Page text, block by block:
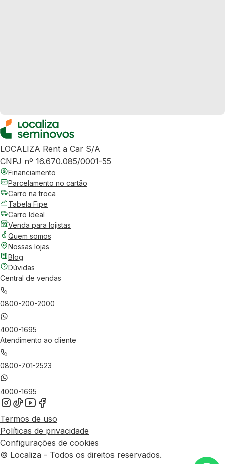
LOCALIZA Rent a Car S/A
CNPJ nº 16.670.085/0001-55
Financiamento
Parcelamento no cartão
Carro na troca
Tabela Fipe
Carro Ideal
Venda para lojistas
Quem somos
Nossas lojas
Blog
Dúvidas
Central de vendas
0800-200-2000
4000-1695
Atendimento ao cliente
0800-701-2523
4000-1695
Termos de uso
Políticas de privacidade
Configurações de cookies
© Localiza - Todos os direitos reservados.